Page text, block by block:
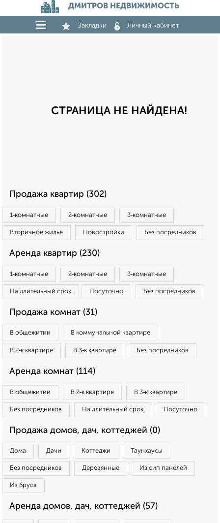
ДМИТРОВ НЕДВИЖИМОСТЬ
Закладки Личный кабинет
СТРАНИЦА НЕ НАЙДЕНА!
Продажа квартир (302)
1‑комнатные 2‑комнатные 3‑комнатные
Вторичное жилье Новостройки Без посредников
Аренда квартир (230)
1‑комнатные 2‑комнатные 3‑комнатные
На длительный срок Посуточно Без посредников
Продажа комнат (31)
В общежитии В коммунальной квартире
В 2‑к квартире В 3‑к квартире Без посредников
Аренда комнат (114)
В общежитии В 2‑к квартире В 3‑к квартире
Без посредников На длительный срок Посуточно
Продажа домов, дач, коттеджей (0)
Дома Дачи Коттеджи Таунхаусы
Без посредников Деревянные Из сип панелей
Из бруса
Аренда домов, дач, коттеджей (57)